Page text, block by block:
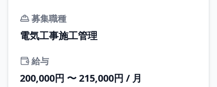
募集職種
電気工事施工管理
給与
200,000円 〜 215,000円 / 月